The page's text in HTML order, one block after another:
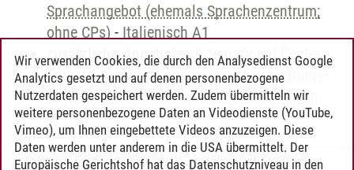
Sprachangebot (ehemals Sprachenzentrum;
ohne CPs) - Italienisch A1
zusätzliche Angebote- International Center:
Sprachangebot (ehemals Sprachenzentrum)
Sprachangebot und Sonderveranstaltungen
Wir verwenden Cookies, die durch den Analysedienst Google
Analytics gesetzt und auf denen personenbezogene
Nutzerdaten gespeichert werden. Zudem übermitteln wir
weitere personenbezogene Daten an Videodienste (YouTube,
Vimeo), um Ihnen eingebettete Videos anzuzeigen. Diese
Daten werden unter anderem in die USA übermittelt. Der
Europäische Gerichtshof hat das Datenschutzniveau in den